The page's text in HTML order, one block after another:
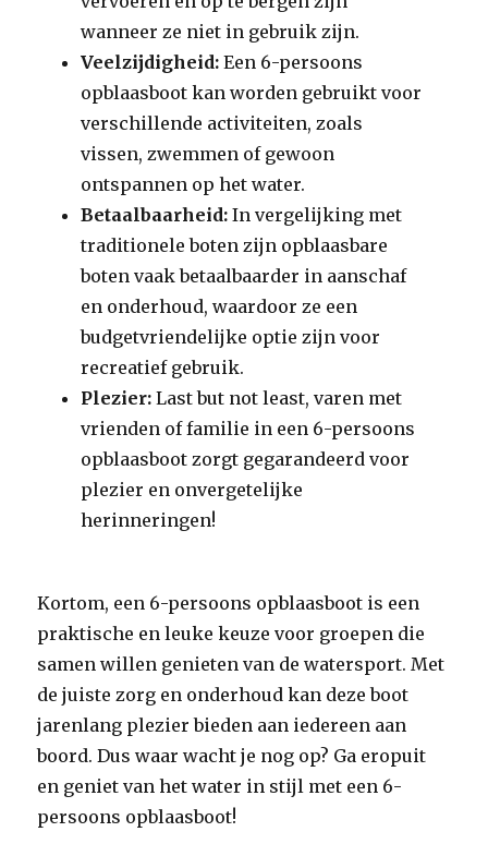
wanneer ze niet in gebruik zijn.
Veelzijdigheid: Een 6-persoons
opblaasboot kan worden gebruikt voor
verschillende activiteiten, zoals
vissen, zwemmen of gewoon
ontspannen op het water.
Betaalbaarheid: In vergelijking met
traditionele boten zijn opblaasbare
boten vaak betaalbaarder in aanschaf
en onderhoud, waardoor ze een
budgetvriendelijke optie zijn voor
recreatief gebruik.
Plezier: Last but not least, varen met
vrienden of familie in een 6-persoons
opblaasboot zorgt gegarandeerd voor
plezier en onvergetelijke
herinneringen!
Kortom, een 6-persoons opblaasboot is een
praktische en leuke keuze voor groepen die
samen willen genieten van de watersport. Met
de juiste zorg en onderhoud kan deze boot
jarenlang plezier bieden aan iedereen aan
boord. Dus waar wacht je nog op? Ga eropuit
en geniet van het water in stijl met een 6-
persoons opblaasboot!